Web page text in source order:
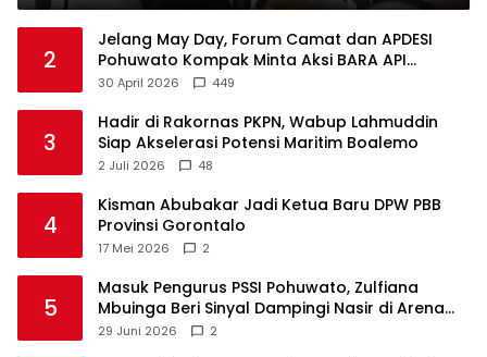
2
Jelang May Day, Forum Camat dan APDESI
Pohuwato Kompak Minta Aksi BARA API
Ditunda
30 April 2026 449
3
Hadir di Rakornas PKPN, Wabup Lahmuddin
Siap Akselerasi Potensi Maritim Boalemo
2 Juli 2026 48
4
Kisman Abubakar Jadi Ketua Baru DPW PBB
Provinsi Gorontalo
17 Mei 2026 2
5
Masuk Pengurus PSSI Pohuwato, Zulfiana
Mbuinga Beri Sinyal Dampingi Nasir di Arena
Politik ?
29 Juni 2026 2